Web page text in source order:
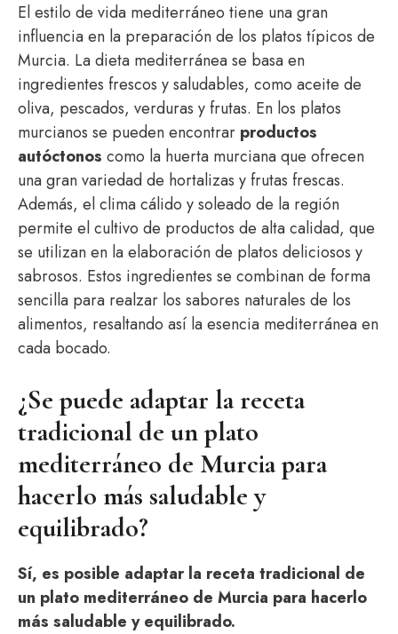
El estilo de vida mediterráneo tiene una gran
influencia en la preparación de los platos típicos de
Murcia. La dieta mediterránea se basa en
ingredientes frescos y saludables, como aceite de
oliva, pescados, verduras y frutas. En los platos
murcianos se pueden encontrar productos
autóctonos como la huerta murciana que ofrecen
una gran variedad de hortalizas y frutas frescas.
Además, el clima cálido y soleado de la región
permite el cultivo de productos de alta calidad, que
se utilizan en la elaboración de platos deliciosos y
sabrosos. Estos ingredientes se combinan de forma
sencilla para realzar los sabores naturales de los
alimentos, resaltando así la esencia mediterránea en
cada bocado.
¿Se puede adaptar la receta
tradicional de un plato
mediterráneo de Murcia para
hacerlo más saludable y
equilibrado?
Sí, es posible adaptar la receta tradicional de
un plato mediterráneo de Murcia para hacerlo
más saludable y equilibrado.